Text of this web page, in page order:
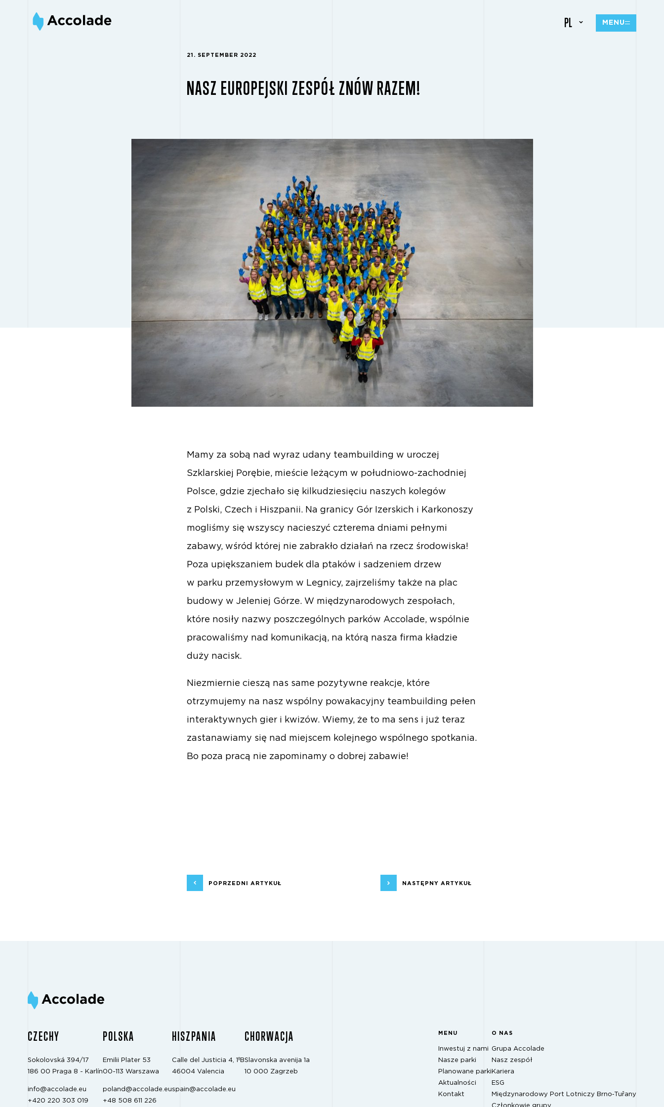
PL MENU
21. SEPTEMBER 2022
NASZ EUROPEJSKI ZESPÓŁ ZNÓW RAZEM!
Mamy za sobą nad wyraz udany teambuilding w uroczej
Szklarskiej Porębie, mieście leżącym w południowo-zachodniej
Polsce, gdzie zjechało się kilkudziesięciu naszych kolegów
z Polski, Czech i Hiszpanii. Na granicy Gór Izerskich i Karkonoszy
mogliśmy się wszyscy nacieszyć czterema dniami pełnymi
zabawy, wśród której nie zabrakło działań na rzecz środowiska!
Poza upiększaniem budek dla ptaków i sadzeniem drzew
w parku przemysłowym w Legnicy, zajrzeliśmy także na plac
budowy w Jeleniej Górze. W międzynarodowych zespołach,
które nosiły nazwy poszczególnych parków Accolade, wspólnie
pracowaliśmy nad komunikacją, na którą nasza firma kładzie
duży nacisk.
Niezmiernie cieszą nas same pozytywne reakcje, które
otrzymujemy na nasz wspólny powakacyjny teambuilding pełen
interaktywnych gier i kwizów. Wiemy, że to ma sens i już teraz
zastanawiamy się nad miejscem kolejnego wspólnego spotkania.
Bo poza pracą nie zapominamy o dobrej zabawie!
POPRZEDNI ARTYKUŁ NASTĘPNY ARTYKUŁ
CZECHY
Sokolovská 394/17
186 00 Praga 8 - Karlín
info@accolade.eu
+420 220 303 019
POLSKA
Emilii Plater 53
00-113 Warszawa
poland@accolade.eu
+48 508 611 226
HISZPANIA
Calle del Justicia 4, 1ºB
46004 Valencia
spain@accolade.eu
CHORWACJA
Slavonska avenija 1a
10 000 Zagrzeb
MENU
Inwestuj z nami
Nasze parki
Planowane parki
Aktualności
Kontakt
O NAS
Grupa Accolade
Nasz zespół
Kariera
ESG
Międzynarodowy Port Lotniczy Brno‑Tuřany